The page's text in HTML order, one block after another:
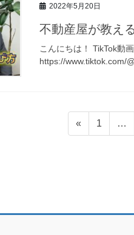
2022年5月20日
不動産屋が教え
こんにちは！ TikTok動
https://www.tiktok.com/
«
固
定
1 …